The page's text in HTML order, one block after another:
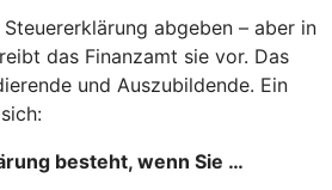
abgeben – aber in
das Finanzamt sie vor. Das
und Auszubildende. Ein
besteht, wenn Sie …